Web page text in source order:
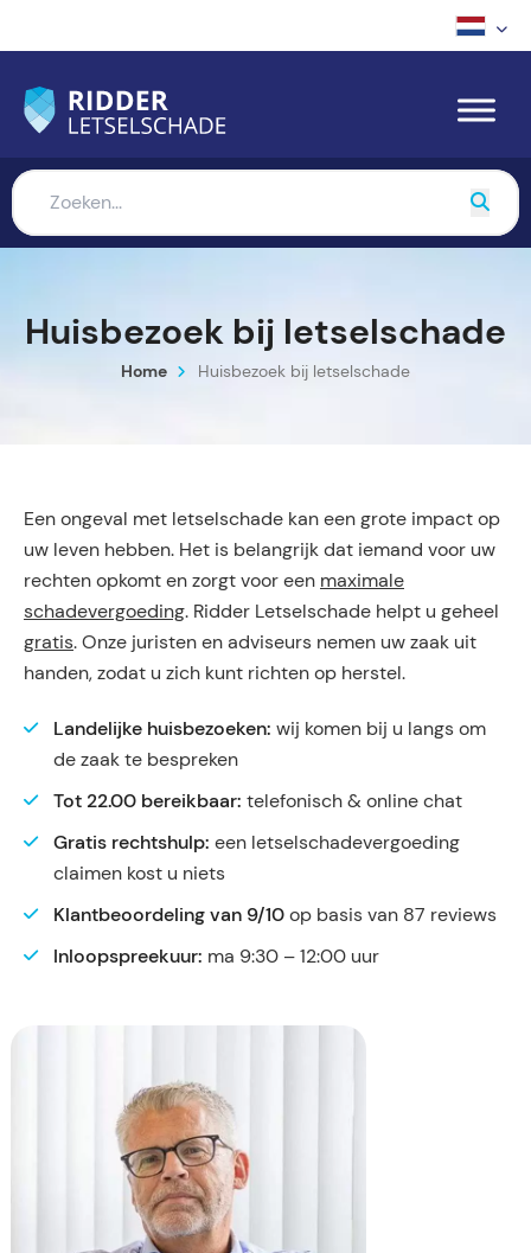
Huisbezoek bij letselschade
Home Huisbezoek bij letselschade
Een ongeval met letselschade kan een grote impact op
uw leven hebben. Het is belangrijk dat iemand voor uw
rechten opkomt en zorgt voor een maximale
schadevergoeding. Ridder Letselschade helpt u geheel
gratis. Onze juristen en adviseurs nemen uw zaak uit
handen, zodat u zich kunt richten op herstel.
Landelijke huisbezoeken: wij komen bij u langs om
de zaak te bespreken
Tot 22.00 bereikbaar: telefonisch & online chat
Gratis rechtshulp: een letselschadevergoeding
claimen kost u niets
Klantbeoordeling van 9/10 op basis van 87 reviews
Inloopspreekuur: ma 9:30 – 12:00 uur